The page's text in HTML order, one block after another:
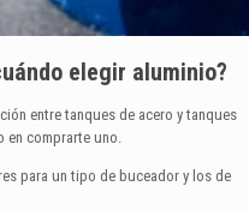
elegir aluminio?
entre tanques de acero y tanques
en comprarte uno.
para un tipo de buceador y los de